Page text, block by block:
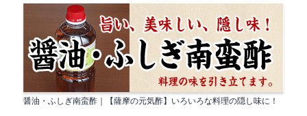
醤油・ふしぎ南蛮酢｜【薩摩の元気酢】いろいろな料理の隠し味に！